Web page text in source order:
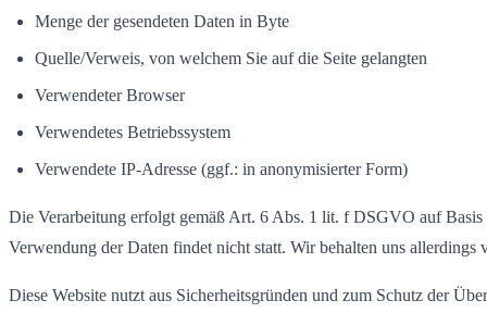
Menge der gesendeten Daten in Byte
Quelle/Verweis, von welchem Sie auf die Seite gelangten
Verwendeter Browser
Verwendetes Betriebssystem
Verwendete IP-Adresse (ggf.: in anonymisierter Form)
Die Verarbeitung erfolgt gemäß Art. 6 Abs. 1 lit. f DSGVO auf Basis
Verwendung der Daten findet nicht statt. Wir behalten uns
Diese Website nutzt aus Sicherheitsgründen und zum Schutz der